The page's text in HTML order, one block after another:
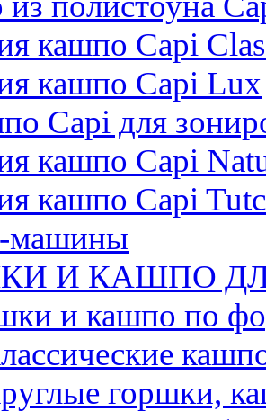
кашпо Capi
кашпо Capi Lux
Capi для
кашпо Capi
кашпо Capi
машины
И КАШПО
и кашпо по
горшки,